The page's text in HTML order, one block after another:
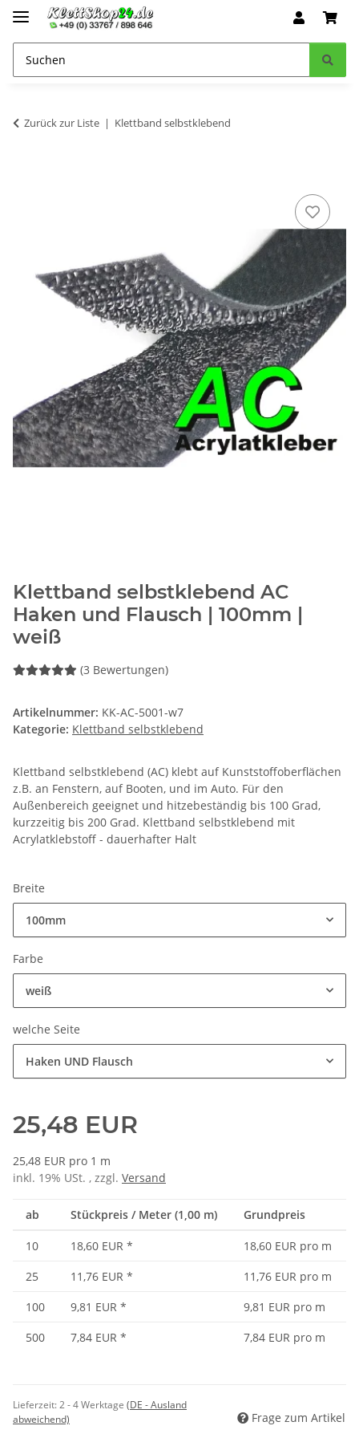
Zurück zur Liste Klettband selbstklebend
Klettband selbstklebend AC
Haken und Flausch | 100mm |
weiß
(3 Bewertungen)
Artikelnummer: KK-AC-5001-w7
Kategorie: Klettband selbstklebend
Klettband selbstklebend (AC) klebt auf Kunststoffoberflächen
z.B. an Fenstern, auf Booten, und im Auto. Für den
Außenbereich geeignet und hitzebeständig bis 100 Grad,
kurzzeitig bis 200 Grad. Klettband selbstklebend mit
Acrylatklebstoff - dauerhafter Halt
Breite
100mm
Farbe
weiß
welche Seite
Haken UND Flausch
25,48 EUR
25,48 EUR pro 1 m
inkl. 19% USt. , zzgl. Versand
ab Stückpreis / Meter (1,00 m) Grundpreis
10 18,60 EUR *
18,60 EUR pro m
25
11,76 EUR *
11,76 EUR pro m
100
9,81 EUR *
9,81 EUR pro m
500
7,84 EUR * 7,84 EUR pro m
Lieferzeit:2 - 4 Werktage (DE - Ausland
abweichend)
Frage zum Artikel